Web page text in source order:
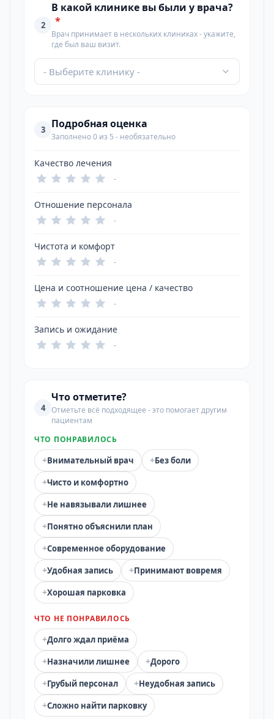
2
В какой клинике вы были у врача?
*
Врач принимает в нескольких клиниках - укажите,
где был ваш визит.
- Выберите клинику -
3 Подробная оценка
Заполнено 0 из 5 - необязательно
Качество лечения
-
Отношение персонала
-
Чистота и комфорт
-
Цена и соотношение цена / качество
-
Запись и ожидание
-
4
Что отметите?
Отметьте всё подходящее - это помогает другим
пациентам
ЧТО ПОНРАВИЛОСЬ
+Внимательный врач +Без боли
+Чисто и комфортно
+Не навязывали лишнее
+Понятно объяснили план
+Современное оборудование
+Удобная запись +Принимают вовремя
+Хорошая парковка
ЧТО НЕ ПОНРАВИЛОСЬ
+Долго ждал приёма
+Назначили лишнее +Дорого
+Грубый персонал +Неудобная запись
+Сложно найти парковку